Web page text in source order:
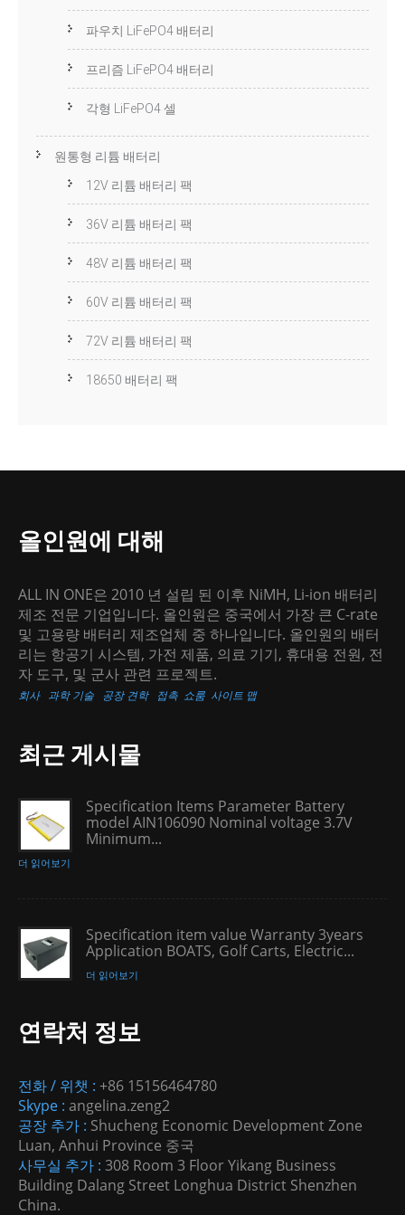
파우치 LiFePO4 배터리
프리즘 LiFePO4 배터리
각형 LiFePO4 셀
원통형 리튬 배터리
12V 리튬 배터리 팩
36V 리튬 배터리 팩
48V 리튬 배터리 팩
60V 리튬 배터리 팩
72V 리튬 배터리 팩
18650 배터리 팩
올인원에 대해
ALL IN ONE은 2010 년 설립 된 이후 NiMH, Li-ion 배터리
제조 전문 기업입니다. 올인원은 중국에서 가장 큰 C-rate
및 고용량 배터리 제조업체 중 하나입니다. 올인원의 배터
리는 항공기 시스템, 가전 제품, 의료 기기, 휴대용 전원, 전
자 도구, 및 군사 관련 프로젝트.
회사 과학 기술 공장 견학 접촉 쇼룸 사이트 맵
최근 게시물
Specification Items Parameter Battery
model AIN106090 Nominal voltage 3.7V
Minimum...
더 읽어보기
Specification item value Warranty 3years
Application BOATS, Golf Carts, Electric...
더 읽어보기
연락처 정보
전화 / 위챗 : +86 15156464780
Skype : angelina.zeng2
공장 추가 : Shucheng Economic Development Zone
Luan, Anhui Province 중국
사무실 추가 : 308 Room 3 Floor Yikang Business
Building Dalang Street Longhua District Shenzhen
China.